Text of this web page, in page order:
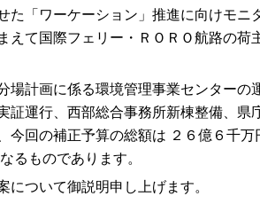
「ワーケーション」推進に向けモニ
えて国際フェリー・ＲＯＲＯ航路の荷
計画に係る環境管理事業センターの
証運行、西部総合事務所新棟整備、県
今回の補正予算の総額は ２６億６千
るものであります。
ついて御説明申し上げます。